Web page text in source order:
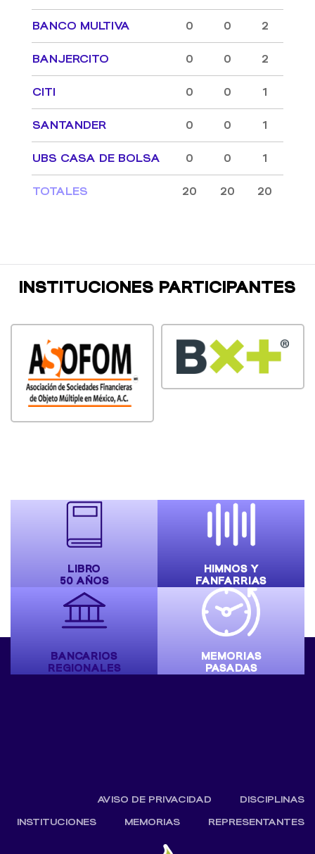
BANCO MULTIVA 0 0 2
BANJERCITO 0 0 2
CITI 0 0 1
SANTANDER 0 0 1
UBS CASA DE BOLSA 0 0 1
TOTALES 20 20 20
INSTITUCIONES PARTICIPANTES
LIBRO
50 AÑOS
HIMNOS Y
FANFARRIAS
BANCARIOS
REGIONALES
MEMORIAS
PASADAS
AVISO DE PRIVACIDAD
DISCIPLINAS
INSTITUCIONES
MEMORIAS REPRESENTANTES